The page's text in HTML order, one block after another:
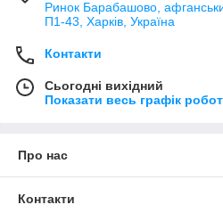
Ринок Барабашово,
П1-43, Харків, Україна
Контакти
Сьогодні вихідний
Показати весь графік
Про нас
Контакти